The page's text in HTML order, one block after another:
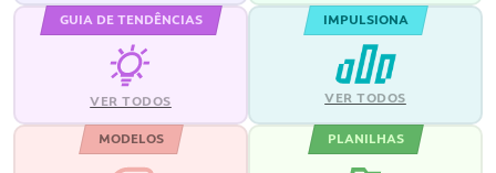
GUIA DE TENDÊNCIAS
VER TODOS
IMPULSIONA
VER TODOS
MODELOS PLANILHAS